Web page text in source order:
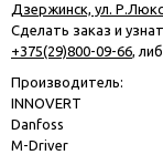
Дзержинск, ул.
Сделать заказ и
+375(29)800-09-66,
Производитель:
INNOVERT
Danfoss
M-Driver